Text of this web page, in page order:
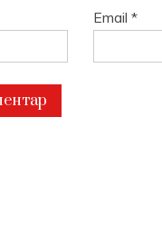
Email *